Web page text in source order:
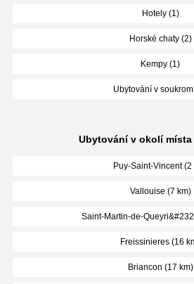
Hotely (1)
Horské chaty (2)
Kempy (1)
Ubytování v
Ubytování v okolí místa
Puy-Saint-Vincent (2
Vallouise (7 km)
Saint-Martin-de-
Freissinieres (16
Briancon (17 km)